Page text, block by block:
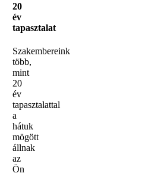
20
év
tapasztalat
Szakembereink
több,
mint
20
év
tapasztalattal
a
hátuk
mögött
állnak
az
Ön